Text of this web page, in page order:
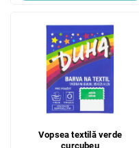
Vopsea textilă verde
curcubeu